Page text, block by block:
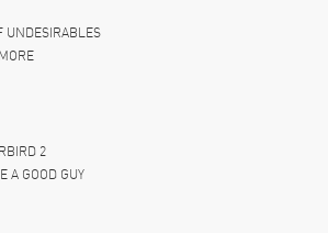
UNDESIRABLES
2
A GOOD GUY